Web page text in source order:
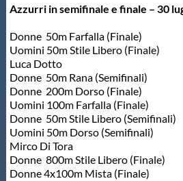
Azzurri in semifinale e finale – 30
Donne 50m Farfalla (Finale)
Uomini 50m Stile Libero (Finale)
Luca Dotto
Donne 50m Rana (Semifinali)
Donne 200m Dorso (Finale)
Uomini 100m Farfalla (Finale)
Donne 50m Stile Libero (Semifinali)
Uomini 50m Dorso (Semifinali)
Mirco Di Tora
Donne 800m Stile Libero (Finale)
Donne 4x100m Mista (Finale)